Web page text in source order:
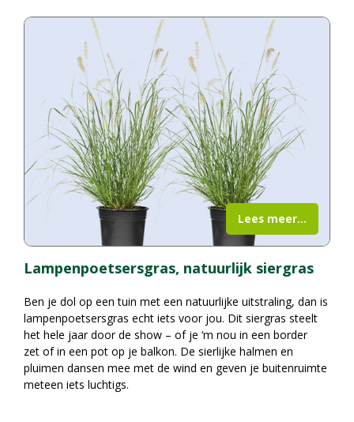
Lampenpoetsersgras, natuurlijk siergras
Ben je dol op een tuin met een natuurlijke uitstraling, dan is
lampenpoetsersgras echt iets voor jou. Dit siergras steelt
het hele jaar door de show – of je ‘m nou in een border
zet of in een pot op je balkon. De sierlijke halmen en
pluimen dansen mee met de wind en geven je buitenruimte
meteen iets luchtigs.
Lees meer...